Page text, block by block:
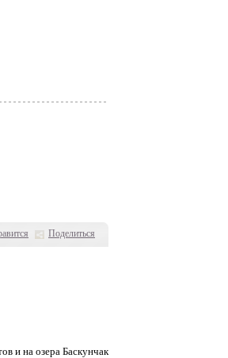
Поделиться
и на озера Баскунчак